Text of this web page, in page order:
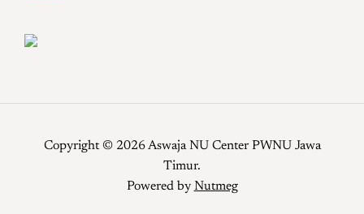
Copyright © 2026 Aswaja NU Center PWNU Jawa
Timur.
Powered by Nutmeg